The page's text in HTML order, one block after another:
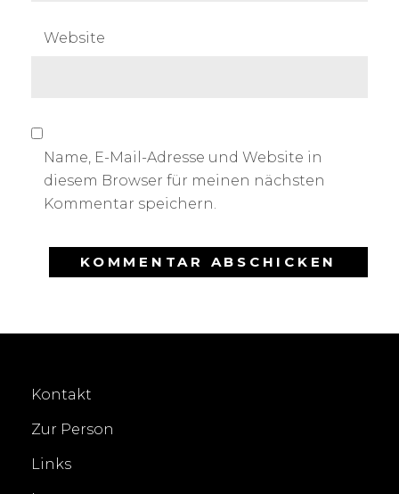
Website
Name, E-Mail-Adresse und Website in
diesem Browser für meinen nächsten
Kommentar speichern.
Kontakt
Zur Person
Links